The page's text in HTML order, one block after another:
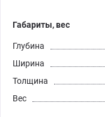
Габариты, вес
Глубина
Ширина
Толщина
Вес